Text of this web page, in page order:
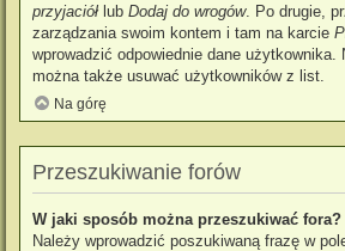
przyjaciół lub Dodaj do wrogów. Po drugie,
zarządzania swoim kontem i tam na karcie
wprowadzić odpowiednie dane użytkownika.
można także usuwać użytkowników z list.
Na górę
Przeszukiwanie forów
W jaki sposób można przeszukiwać fora?
Należy wprowadzić poszukiwaną frazę w